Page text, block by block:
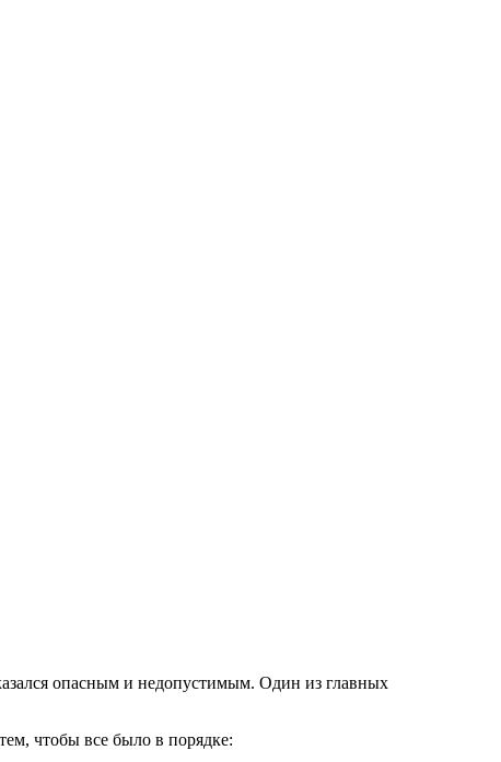
опасным и недопустимым. Один из главных
чтобы все было в порядке: